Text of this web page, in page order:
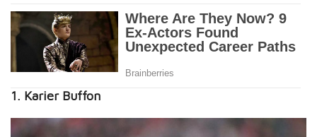
1. Karier Buffon